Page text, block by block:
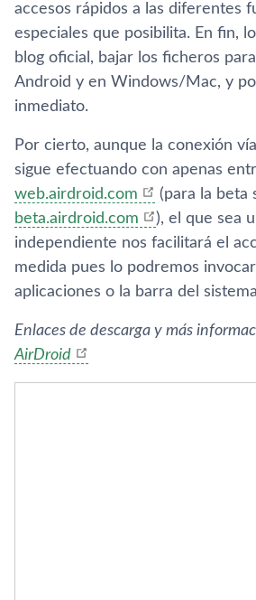
accesos rápidos a las diferentes
especiales que posibilita. En fin,
blog oficial, bajar los ficheros
Android y en Windows/Mac, y
inmediato.
Por cierto, aunque la conexión
sigue efectuando con apenas
web.airdroid.com
(para la beta
beta.airdroid.com
), el que sea
independiente nos facilitará el
medida pues lo podremos
aplicaciones o la barra del
Enlaces de descarga y más
AirDroid